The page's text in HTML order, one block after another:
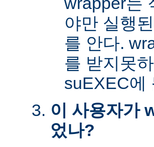
야만 실행
를 안다.
를 받지못
suEXEC에
이 사용자가
었나?